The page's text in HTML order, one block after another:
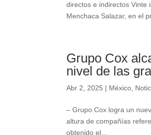
directos e indirectos Vinte
Menchaca Salazar, en el
Grupo Cox
nivel de las
Abr 2, 2025 | México
– Grupo Cox logra un
altura de compañías
obtenido el...